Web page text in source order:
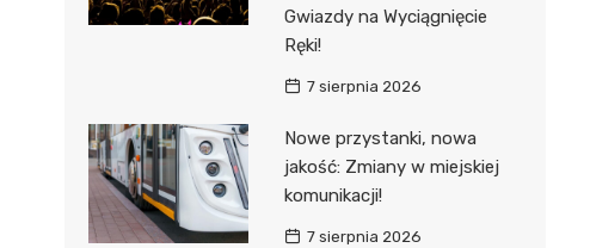
Gwiazdy na Wyciągnięcie
Ręki!
7 sierpnia 2026
Nowe przystanki, nowa
jakość: Zmiany w miejskiej
komunikacji!
7 sierpnia 2026